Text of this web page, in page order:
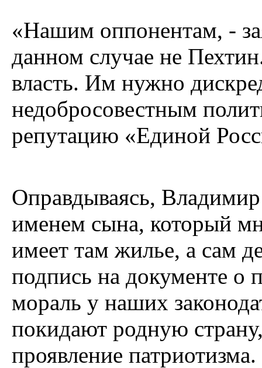
«Нашим оппонентам, -
данном случае не
власть. Им нужно
недобросовестным
репутацию «Единой
Оправдываясь,
именем сына, который
имеет там жилье, а сам
подпись на документе о
мораль у наших
покидают родную
проявление